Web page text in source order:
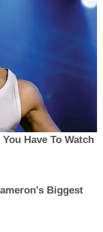
Have To Watch
Biggest